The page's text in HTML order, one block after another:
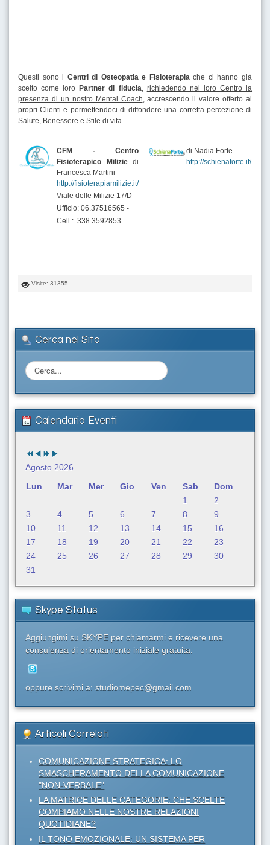
Questi sono i Centri di Osteopatia e Fisioterapiache ci hanno già
scelto come loro Partner di fiducia, richiedendo nel loro Centro la
presenza di un nostro Mental Coach, accrescendo il valore offerto ai
propri Clienti e permettendoci di diffondere una corretta percezione di
Salute, Benessere e Stile di vita.
CFM - Centro
Fisioterapico Miliziedi
Francesca Martini
http://fisioterapiamilizie.it/
Viale delle Milizie 17/D
Ufficio: 06.37516565 -
Cell.: 338.3592853
di Nadia Forte
http://schienaforte.it/
Visite: 31355
Cerca nel Sito
C
e
r
a
.
.
Calendario Eventi
Agosto 2026
Lun
Mar Mer Gio Ven Sab
Dom
1
2
3
4 5 6 7 8
9
10
11 12 13 14 15
16
17
18 19 20 21 22
23
24
25 26 27 28 29
30
31
Skype Status
Aggiungimi su SKYPE per chiamarmi e ricevere una
consulenza di orientamento iniziale gratuita.
oppure scrivimi a: studiomepec@gmail.com
Articoli Correlati
COMUNICAZIONE STRATEGICA: LO
SMASCHERAMENTO DELLA COMUNICAZIONE
"NON-VERBALE"
LA MATRICE DELLE CATEGORIE: CHE SCELTE
COMPIAMO NELLE NOSTRE RELAZIONI
QUOTIDIANE?
IL TONO EMOZIONALE: UN SISTEMA PER